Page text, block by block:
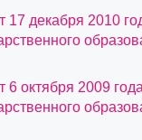
17 декабря 2010
6 октября 2009